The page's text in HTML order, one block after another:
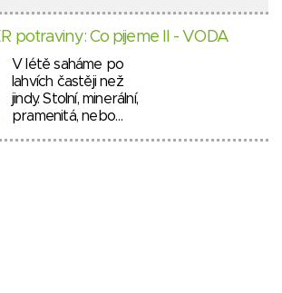
potraviny: Co pijeme II - VODA
V létě saháme po
lahvích častěji než
jindy. Stolní, minerální,
pramenitá, nebo…